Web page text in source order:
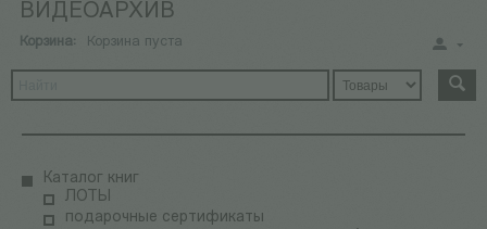
ВИДЕОАРХИВ
Корзина: Корзина пуста
Каталог книг
ЛОТЫ
подарочные сертификаты